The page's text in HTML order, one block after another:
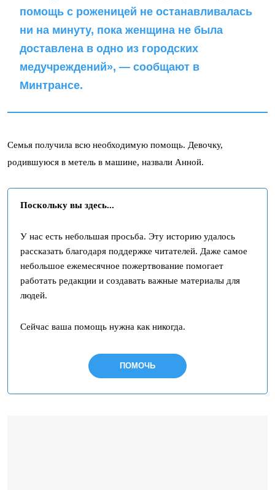
помощь с роженицей не останавливалась
ни на минуту, пока женщина не была
доставлена в одно из городских
медучреждений», — сообщают в
Минтрансе.
Семья получила всю необходимую помощь. Девочку,
родившуюся в метель в машине, назвали Анной.
Поскольку вы здесь...
У нас есть небольшая просьба. Эту историю удалось
рассказать благодаря поддержке читателей. Даже самое
небольшое ежемесячное пожертвование помогает
работать редакции и создавать важные материалы для
людей.
Сейчас ваша помощь нужна как никогда.
ПОМОЧЬ